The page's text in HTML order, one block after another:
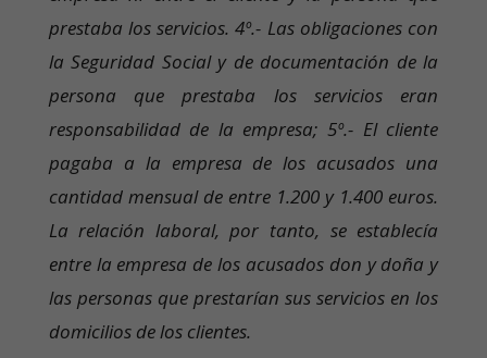
prestaba los servicios. 4º.- Las obligaciones con
la Seguridad Social y de documentación de la
persona que prestaba los servicios eran
responsabilidad de la empresa; 5º.- El cliente
pagaba a la empresa de los acusados una
cantidad mensual de entre 1.200 y 1.400 euros.
La relación laboral, por tanto, se establecía
entre la empresa de los acusados don y doña y
las personas que prestarían sus servicios en los
domicilios de los clientes.